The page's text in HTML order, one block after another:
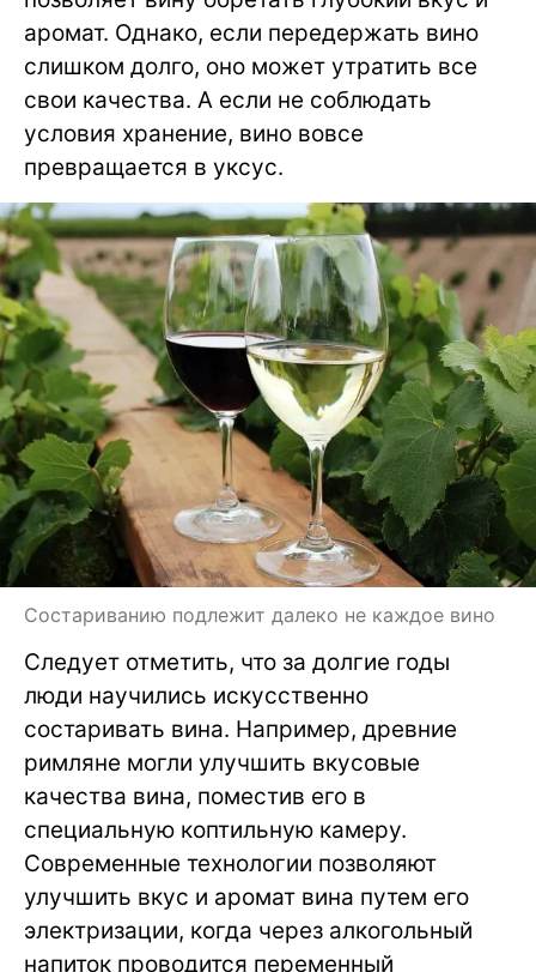
аромат. Однако, если передержать вино
слишком долго, оно может утратить все
свои качества. А если не соблюдать
условия хранение, вино вовсе
превращается в уксус.
Состариванию подлежит далеко не каждое вино
Следует отметить, что за долгие годы
люди научились искусственно
состаривать вина. Например, древние
римляне могли улучшить вкусовые
качества вина, поместив его в
специальную коптильную камеру.
Современные технологии позволяют
улучшить вкус и аромат вина путем его
электризации, когда через алкогольный
напиток проводится переменный